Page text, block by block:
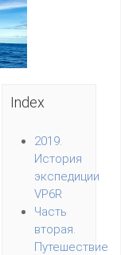
Index
2019.
История
экспедиции
VP6R
Часть
вторая.
Путешествие